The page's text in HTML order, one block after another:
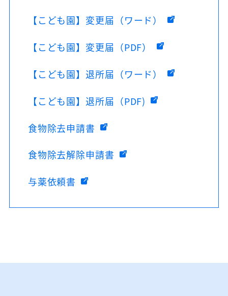
【こども園】変更届（ワード）
【こども園】変更届（PDF）
【こども園】退所届（ワード）
【こども園】退所届（PDF)
食物除去申請書
食物除去解除申請書
与薬依頼書